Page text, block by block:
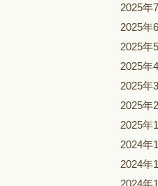
2025年
2025年
2025年
2025年
2025年
2025年
2025年
2024年
2024年
2024年